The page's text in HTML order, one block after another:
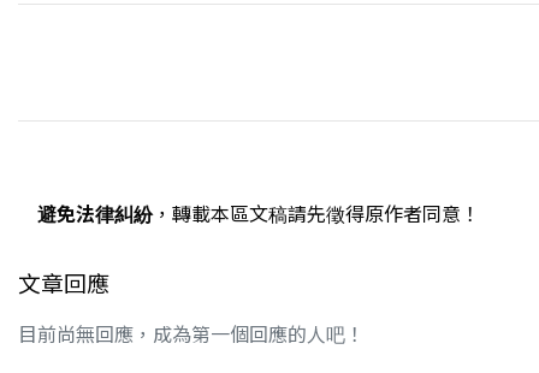
避免法律糾紛，轉載本區文稿請先徵得原作者同意！
文章回應
目前尚無回應，成為第一個回應的人吧！